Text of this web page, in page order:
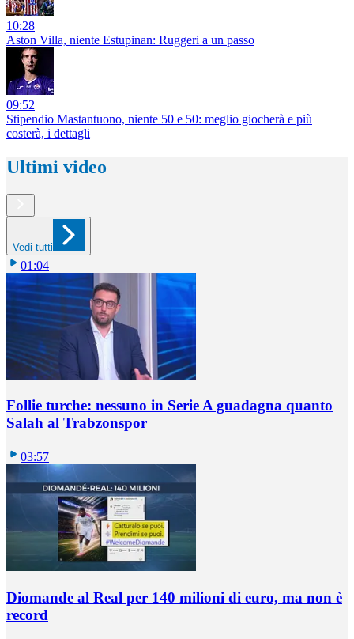
10:28
Aston Villa, niente Estupinan: Ruggeri a un passo
09:52
Stipendio Mastantuono, niente 50 e 50: meglio giocherà e più
costerà, i dettagli
Ultimi video
Vedi tutti
01:04
Follie turche: nessuno in Serie A guadagna quanto
Salah al Trabzonspor
03:57
Diomande al Real per 140 milioni di euro, ma non è
record